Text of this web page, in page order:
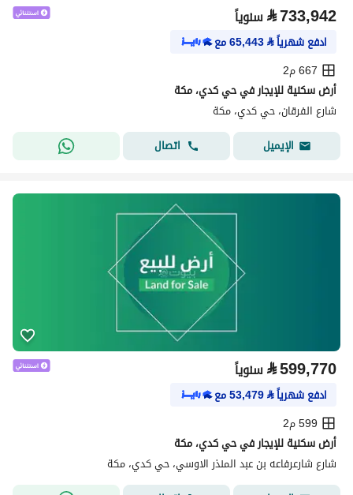
⃁733,942 سنوياً
ادفع شهرياً⃁
65,443مع
667 م2
أرض سكنية للإيجار في حي كدي، مكة
شارع الفرقان، حي كدي، مكة
الإيميل
اتصال
⃁599,770 سنوياً
ادفع شهرياً⃁
53,479مع
599 م2
أرض سكنية للإيجار في حي كدي، مكة
شارع شارعرفاعه بن عبد المنذر الاوسي، حي كدي، مكة